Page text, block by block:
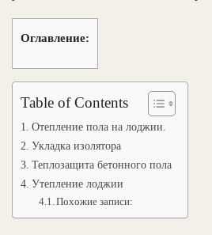
Оглавление:
Table of Contents
Отепление пола на лоджии.
Укладка изолятора
Теплозащита бетонного пола
Утепление лоджии
Похожие записи: